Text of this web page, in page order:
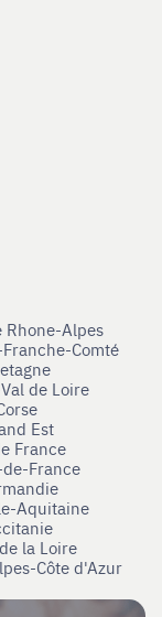
Rhone-Alpes
Comté
de Loire
Est
France
France
Aquitaine
la Loire
Côte d'Azur